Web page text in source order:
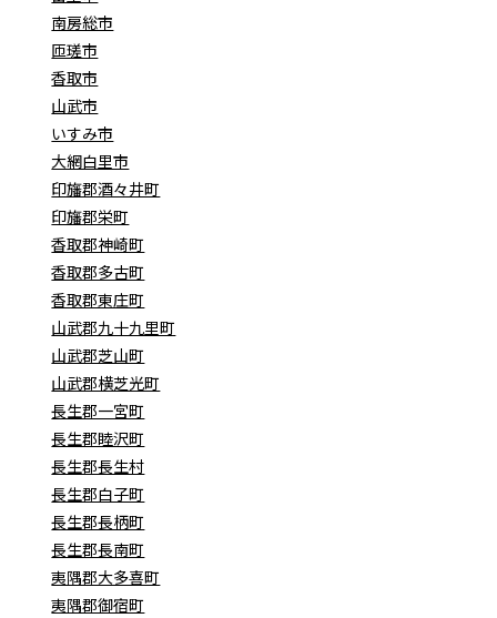
南房総市
匝瑳市
香取市
山武市
いすみ市
大網白里市
印旛郡酒々井町
印旛郡栄町
香取郡神崎町
香取郡多古町
香取郡東庄町
山武郡九十九里町
山武郡芝山町
山武郡横芝光町
長生郡一宮町
長生郡睦沢町
長生郡長生村
長生郡白子町
長生郡長柄町
長生郡長南町
夷隅郡大多喜町
夷隅郡御宿町